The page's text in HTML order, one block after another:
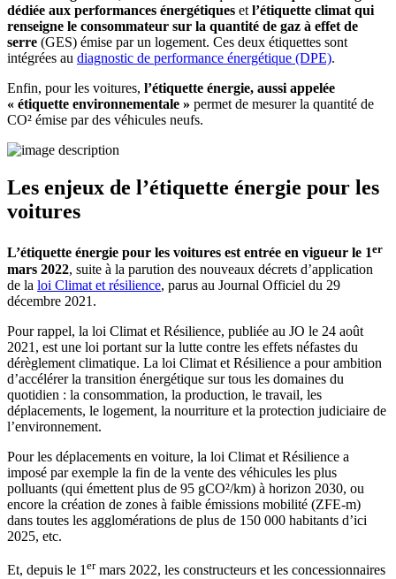
dédiée aux performances énergétiques et l’étiquette climat qui
renseigne le consommateur sur la quantité de gaz à effet de
serre (GES) émise par un logement. Ces deux étiquettes sont
intégrées au diagnostic de performance énergétique (DPE).
Enfin, pour les voitures, l’étiquette énergie, aussi appelée
« étiquette environnementale » permet de mesurer la quantité de
CO² émise par des véhicules neufs.
Les enjeux de l’étiquette énergie pour les
voitures
L’étiquette énergie pour les voitures est entrée en vigueur le 1er
mars 2022, suite à la parution des nouveaux décrets d’application
de la loi Climat et résilience, parus au Journal Officiel du 29
décembre 2021.
Pour rappel, la loi Climat et Résilience, publiée au JO le 24 août
2021, est une loi portant sur la lutte contre les effets néfastes du
dérèglement climatique. La loi Climat et Résilience a pour ambition
d’accélérer la transition énergétique sur tous les domaines du
quotidien : la consommation, la production, le travail, les
déplacements, le logement, la nourriture et la protection judiciaire de
l’environnement.
Pour les déplacements en voiture, la loi Climat et Résilience a
imposé par exemple la fin de la vente des véhicules les plus
polluants (qui émettent plus de 95 gCO²/km) à horizon 2030, ou
encore la création de zones à faible émissions mobilité (ZFE-m)
dans toutes les agglomérations de plus de 150 000 habitants d’ici
2025, etc.
Et, depuis le 1 ermars 2022, les constructeurs et les concessionnaires